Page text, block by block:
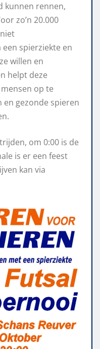
kunnen rennen,
zo’n 20.000
spierziekte en
willen en
helpt deze
op te
gezonde spieren
om 0:00 is de
is er een feest
kan via